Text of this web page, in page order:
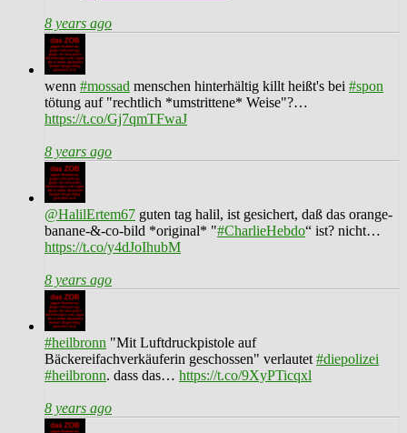
8 years ago
wenn #mossad menschen hinterhältig killt heißt's bei #spon
tötung auf "rechtlich *umstrittene* Weise"?…
https://t.co/Gj7qmTFwaJ
8 years ago
@HalilErtem67 guten tag halil, ist gesichert, daß das orange-
banane-&-co-bild *original* "#CharlieHebdo“ ist? nicht…
https://t.co/y4dJoIhubM
8 years ago
#heilbronn "Mit Luftdruckpistole auf
Bäckereifachverkäuferin geschossen" verlautet #diepolizei
#heilbronn. dass das… https://t.co/9XyPTicqxl
8 years ago